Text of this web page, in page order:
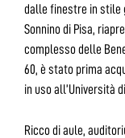
dalle finestre in stile
Sonnino di Pisa,
complesso delle
60, è stato prima
in uso all’Università
Ricco di aule,